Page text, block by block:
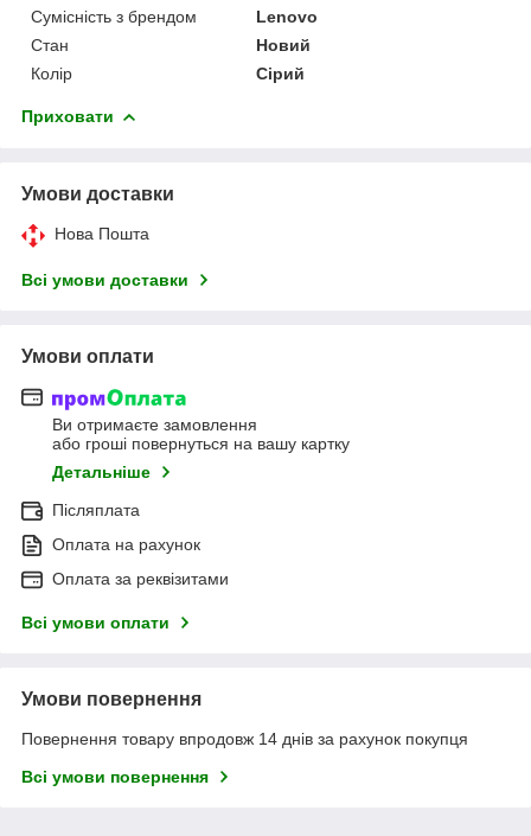
Сумісність з брендом
Lenovo
Стан
Новий
Колір
Сірий
Приховати
Умови доставки
Нова Пошта
Всі умови доставки
Умови оплати
Ви отримаєте замовлення
або гроші повернуться на вашу картку
Детальніше
Післяплата
Оплата на рахунок
Оплата за реквізитами
Всі умови оплати
Умови повернення
Повернення товару впродовж 14 днів за рахунок покупця
Всі умови повернення